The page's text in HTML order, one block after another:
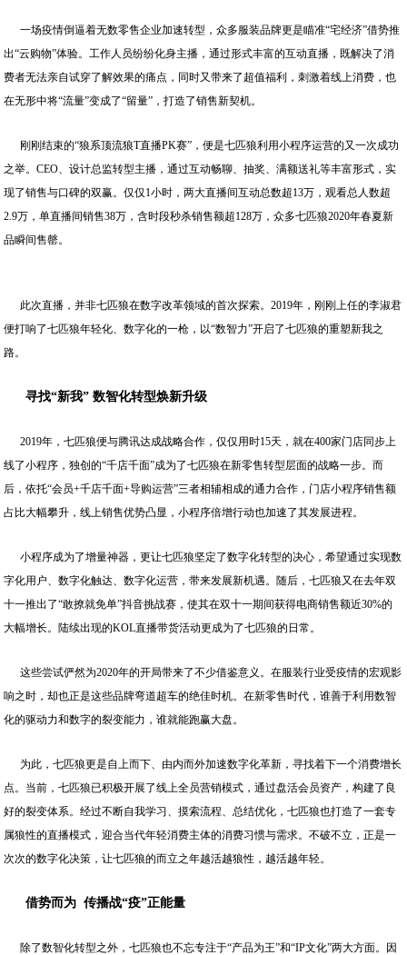
一场疫情倒逼着无数零售企业加速转型，众多服装品牌更是瞄准“宅经济”借势推
出“云购物”体验。工作人员纷纷化身主播，通过形式丰富的互动直播，既解决了消
费者无法亲自试穿了解效果的痛点，同时又带来了超值福利，刺激着线上消费，也
在无形中将“流量”变成了“留量”，打造了销售新契机。
刚刚结束的“狼系顶流狼T直播PK赛”，便是七匹狼利用小程序运营的又一次成功
之举。CEO、设计总监转型主播，通过互动畅聊、抽奖、满额送礼等丰富形式，实
现了销售与口碑的双赢。仅仅1小时，两大直播间互动总数超13万，观看总人数超
2.9万，单直播间销售38万，含时段秒杀销售额超128万，众多七匹狼2020年春夏新
品瞬间售罄。
此次直播，并非七匹狼在数字改革领域的首次探索。2019年，刚刚上任的李淑君
便打响了七匹狼年轻化、数字化的一枪，以“数智力”开启了七匹狼的重塑新我之
路。
寻找“新我”数智化转型焕新升级
2019年，七匹狼便与腾讯达成战略合作，仅仅用时15天，就在400家门店同步上
线了小程序，独创的“千店千面”成为了七匹狼在新零售转型层面的战略一步。而
后，依托“会员+千店千面+导购运营”三者相辅相成的通力合作，门店小程序销售额
占比大幅攀升，线上销售优势凸显，小程序倍增行动也加速了其发展进程。
小程序成为了增量神器，更让七匹狼坚定了数字化转型的决心，希望通过实现数
字化用户、数字化触达、数字化运营，带来发展新机遇。随后，七匹狼又在去年双
十一推出了“敢撩就免单”抖音挑战赛，使其在双十一期间获得电商销售额近30%的
大幅增长。陆续出现的KOL直播带货活动更成为了七匹狼的日常。
这些尝试俨然为2020年的开局带来了不少借鉴意义。在服装行业受疫情的宏观影
响之时，却也正是这些品牌弯道超车的绝佳时机。在新零售时代，谁善于利用数智
化的驱动力和数字的裂变能力，谁就能跑赢大盘。
为此，七匹狼更是自上而下、由内而外加速数字化革新，寻找着下一个消费增长
点。当前，七匹狼已积极开展了线上全员营销模式，通过盘活会员资产，构建了良
好的裂变体系。经过不断自我学习、摸索流程、总结优化，七匹狼也打造了一套专
属狼性的直播模式，迎合当代年轻消费主体的消费习惯与需求。不破不立，正是一
次次的数字化决策，让七匹狼的而立之年越活越狼性，越活越年轻。
借势而为 传播战“疫”正能量
除了数智化转型之外，七匹狼也不忘专注于“产品为王”和“IP文化”两大方面。因